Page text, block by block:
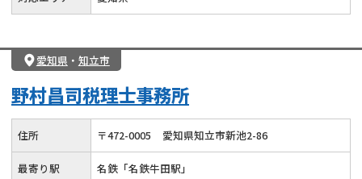
愛知県 ・ 知立市
野村昌司税理士事務所
住所 〒472-0005 愛知県知立市新池2-86
最寄り駅 名鉄「名鉄牛田駅」